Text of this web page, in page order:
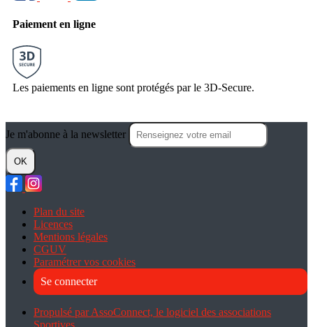
Paiement en ligne
Les paiements en ligne sont protégés par le 3D-Secure.
Je m'abonne à la newsletter
OK
Plan du site
Licences
Mentions légales
CGUV
Paramétrer vos cookies
Se connecter
Propulsé par AssoConnect, le logiciel des associations